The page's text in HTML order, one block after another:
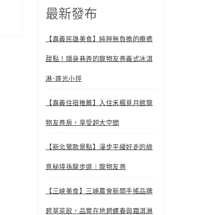
最新發布
【嘉義民雄美食】純粹無負擔的療癒
甜點！隱身巷弄的寵物友善義式冰淇
淋-尋光小徑
【嘉義住宿推薦】入住禾楓覓月館寵
物友善房，享受超大空間
【新北鶯歌景點】漫步平緩好走的綠
意秘境孫龍步道｜寵物友善
【三峽美食】三峽農會新開手搖品牌
碧萃茶飲，品嘗在地碧螺春與霜淇淋